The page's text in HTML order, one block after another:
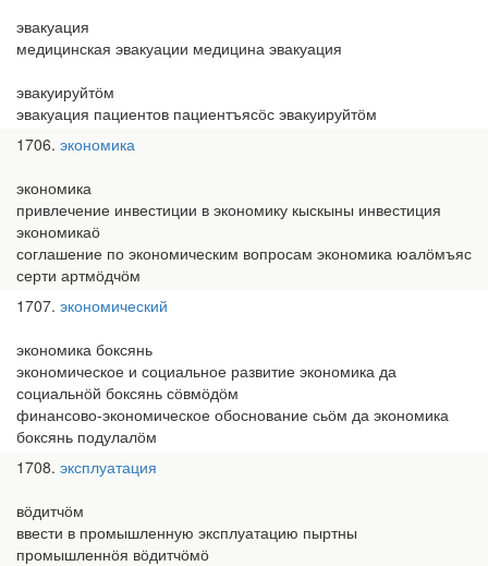
эвакуация
медицинская эвакуации медицина эвакуация
эвакуируйтӧм
эвакуация пациентов пациентъясӧс эвакуируйтӧм
1706 экономика
экономика
привлечение инвестиции в экономику кыскыны инвестиция
экономикаӧ
соглашение по экономическим вопросам экономика юалӧмъяс
серти артмӧдчӧм
1707 экономический
экономика боксянь
экономическое и социальное развитие экономика да
социальнӧй боксянь сӧвмӧдӧм
финансово-экономическое обоснование сьӧм да экономика
боксянь подулалӧм
1708 эксплуатация
вӧдитчӧм
ввести в промышленную эксплуатацию пыртны
промышленнӧя вӧдитчӧмӧ